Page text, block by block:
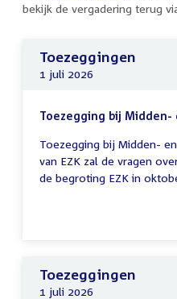
bekijk de vergadering terug
Toezeggingen
1 juli 2026
Toezegging bij
Toezegging bij Midden-
van EZK zal de vragen
de begroting EZK in
Toezeggingen
1 juli 2026